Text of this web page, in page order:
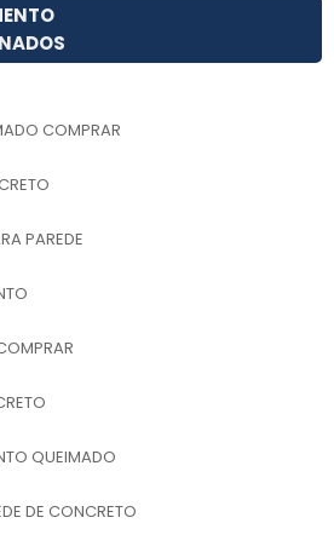
COMPRAR
PAREDE
QUEIMADO
DE CONCRETO